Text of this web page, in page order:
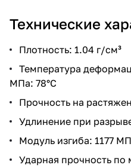
Технические
Плотность: 1.04 г/см³
Температура
МПа: 78°C
Прочность на
Удлинение при
Модуль изгиба: 1177
Ударная прочность